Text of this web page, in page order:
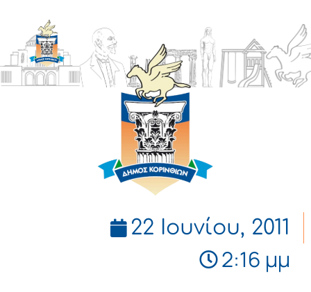
ΔΗΜΟΣ
ΚΟΡΙΝΘΙΩΝ
22 Ιουνίου, 2011
2:16 μμ